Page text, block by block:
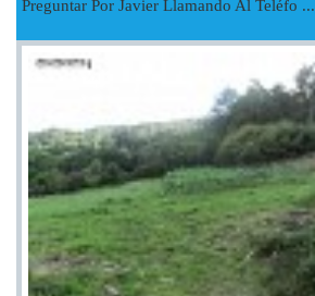
Preguntar Por Javier Llamando Al Teléfo ...